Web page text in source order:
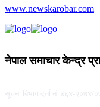
www.newskarobar.com
नेपाल समाचार केन्द्र
सूचना बिभाग दर्ता नं. ४६४-२०७४/